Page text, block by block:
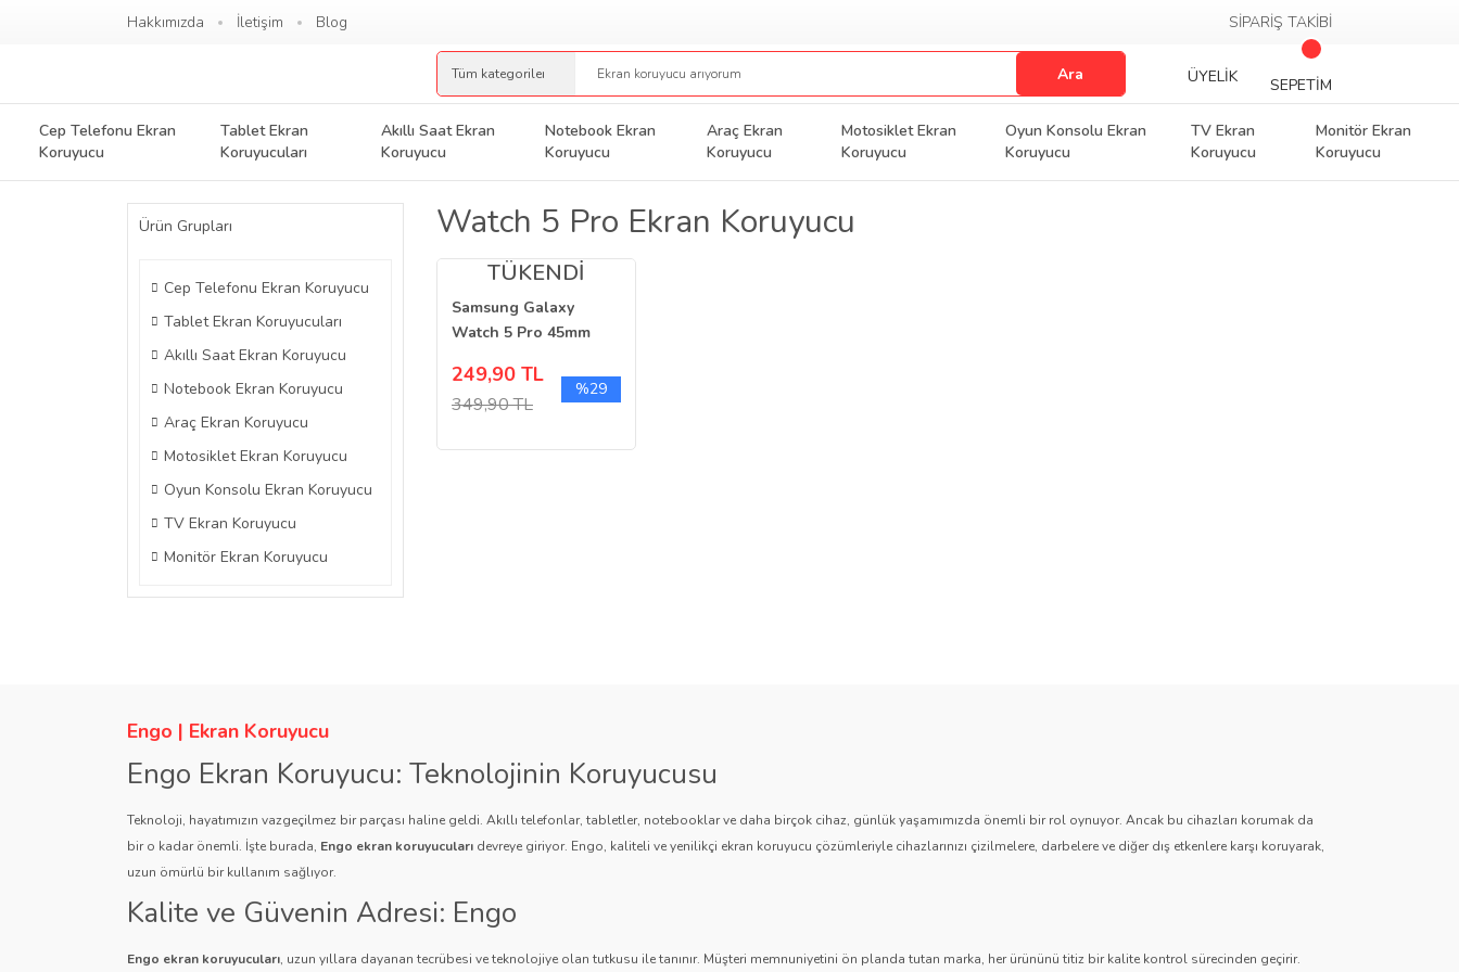
Hakkımızda İletişim Blog SİPARİŞ TAKİBİ
Ara ÜYELİK SEPETİM
Cep Telefonu Ekran
Koruyucu
Tablet Ekran
Koruyucuları
Akıllı Saat Ekran
Koruyucu
Notebook Ekran
Koruyucu
Araç Ekran
Koruyucu
Motosiklet Ekran
Koruyucu
Oyun Konsolu Ekran
Koruyucu
TV Ekran
Koruyucu
Monitör Ekran
Koruyucu
Ürün Grupları
Cep Telefonu Ekran Koruyucu
Tablet Ekran Koruyucuları
Akıllı Saat Ekran Koruyucu
Notebook Ekran Koruyucu
Araç Ekran Koruyucu
Motosiklet Ekran Koruyucu
Oyun Konsolu Ekran Koruyucu
TV Ekran Koruyucu
Monitör Ekran Koruyucu
Watch 5 Pro Ekran Koruyucu
TÜKENDİ
Samsung Galaxy
Watch 5 Pro 45mm
Temperli Flexible
249,90 TL
349,90 TL
%29
Engo | Ekran Koruyucu
Engo Ekran Koruyucu: Teknolojinin Koruyucusu
Teknoloji, hayatımızın vazgeçilmez bir parçası haline geldi. Akıllı telefonlar, tabletler, notebooklar ve daha birçok cihaz, günlük yaşamımızda önemli bir rol oynuyor. Ancak bu cihazları korumak da
bir o kadar önemli. İşte burada, Engo ekran koruyucuları devreye giriyor. Engo, kaliteli ve yenilikçi ekran koruyucu çözümleriyle cihazlarınızı çizilmelere, darbelere ve diğer dış etkenlere karşı koruyarak,
uzun ömürlü bir kullanım sağlıyor.
Kalite ve Güvenin Adresi: Engo
Engo ekran koruyucuları, uzun yıllara dayanan tecrübesi ve teknolojiye olan tutkusu ile tanınır. Müşteri memnuniyetini ön planda tutan marka, her ürününü titiz bir kalite kontrol sürecinden geçirir.